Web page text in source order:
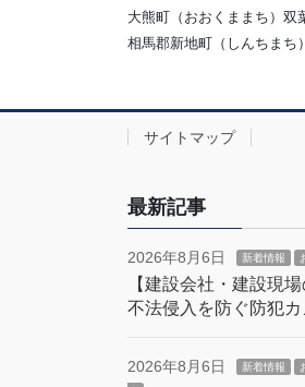
大熊町（おおくままち）双
相馬郡新地町（しんちまち
サイトマップ
最新記事
2026年8月6日 新着情報
【建設会社・建設現
不法侵入を防ぐ防犯
2026年8月6日 新着情報